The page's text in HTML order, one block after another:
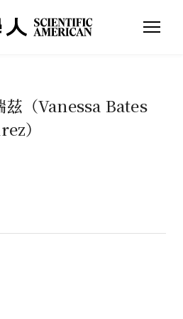
茲（Vanessa Bates
）